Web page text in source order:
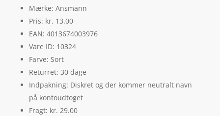
Mærke: Ansmann
Pris: kr. 13.00
EAN: 4013674003976
Vare ID: 10324
Farve: Sort
Returret: 30 dage
Indpakning: Diskret og der kommer neutralt navn
på kontoudtoget
Fragt: kr. 29.00